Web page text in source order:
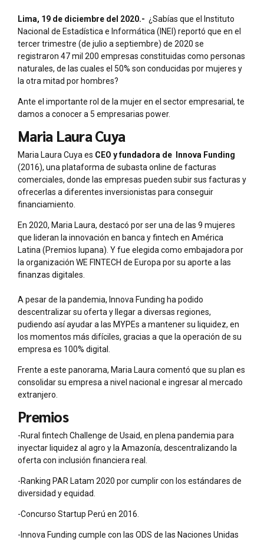
Lima, 19 de diciembre del 2020.- ¿Sabías que el Instituto
Nacional de Estadística e Informática (INEI) reportó que en el
tercer trimestre (de julio a septiembre) de 2020 se
registraron 47 mil 200 empresas constituidas como personas
naturales, de las cuales el 50% son conducidas por mujeres y
la otra mitad por hombres?
Ante el importante rol de la mujer en el sector empresarial, te
damos a conocer a 5 empresarias power.
Maria Laura Cuya
Maria Laura Cuya es CEO y fundadora de Innova Funding
(2016), una plataforma de subasta online de facturas
comerciales, donde las empresas pueden subir sus facturas y
ofrecerlas a diferentes inversionistas para conseguir
financiamiento.
En 2020, Maria Laura, destacó por ser una de las 9 mujeres
que lideran la innovación en banca y fintech en América
Latina (Premios Iupana). Y fue elegida como embajadora por
la organización WE FINTECH de Europa por su aporte a las
finanzas digitales.
A pesar de la pandemia, Innova Funding ha podido
descentralizar su oferta y llegar a diversas regiones,
pudiendo así ayudar a las MYPEs a mantener su liquidez, en
los momentos más difíciles, gracias a que la operación de su
empresa es 100% digital.
Frente a este panorama, Maria Laura comentó que su plan es
consolidar su empresa a nivel nacional e ingresar al mercado
extranjero.
Premios
-Rural fintech Challenge de Usaid, en plena pandemia para
inyectar liquidez al agro y la Amazonía, descentralizando la
oferta con inclusión financiera real.
-Ranking PAR Latam 2020 por cumplir con los estándares de
diversidad y equidad.
-Concurso Startup Perú en 2016.
-Innova Funding cumple con las ODS de las Naciones Unidas